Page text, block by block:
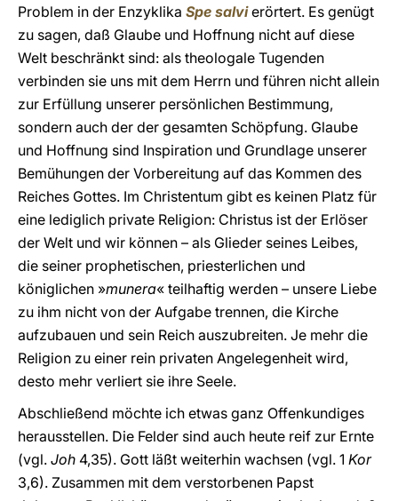
Problem in der Enzyklika Spe salvierörtert. Es genügt
zu sagen, daß Glaube und Hoffnung nicht auf diese
Welt beschränkt sind: als theologale Tugenden
verbinden sie uns mit dem Herrn und führen nicht allein
zur Erfüllung unserer persönlichen Bestimmung,
sondern auch der der gesamten Schöpfung. Glaube
und Hoffnung sind Inspiration und Grundlage unserer
Bemühungen der Vorbereitung auf das Kommen des
Reiches Gottes. Im Christentum gibt es keinen Platz für
eine lediglich private Religion: Christus ist der Erlöser
der Welt und wir können – als Glieder seines Leibes,
die seiner prophetischen, priesterlichen und
königlichen »munera« teilhaftig werden – unsere Liebe
zu ihm nicht von der Aufgabe trennen, die Kirche
aufzubauen und sein Reich auszubreiten. Je mehr die
Religion zu einer rein privaten Angelegenheit wird,
desto mehr verliert sie ihre Seele.
Abschließend möchte ich etwas ganz Offenkundiges
herausstellen. Die Felder sind auch heute reif zur Ernte
(vgl. Joh 4,35). Gott läßt weiterhin wachsen (vgl. 1 Kor
3,6). Zusammen mit dem verstorbenen Papst